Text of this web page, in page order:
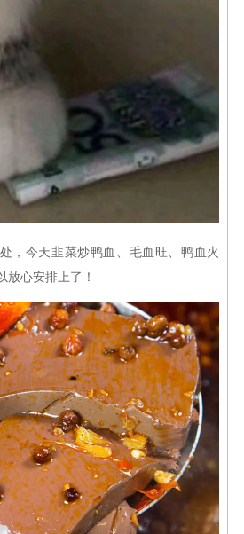
，今天韭菜炒鸭血、毛血旺、鸭血火
放心安排上了！